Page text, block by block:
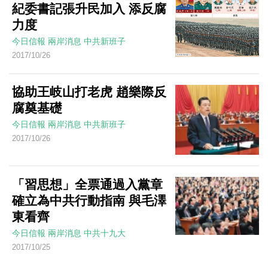
紀委書記張升民加入 添反腐
力度
今日信報 兩岸消息 中共新班子
2017/10/26
協助王岐山打老虎 趙樂際反
腐奠基礎
今日信報 兩岸消息 中共新班子
2017/10/26
「習思想」全票通過入黨章
確立為中共行動指南 與毛澤
東看齊
今日信報 兩岸消息 中共十九大
2017/10/25